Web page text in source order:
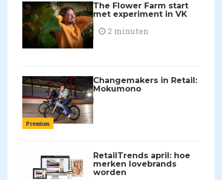
The Flower Farm start
met experiment in VK
2 minuten
Premium
Changemakers in Retail:
Mokumono
RetailTrends april: hoe
merken lovebrands
worden